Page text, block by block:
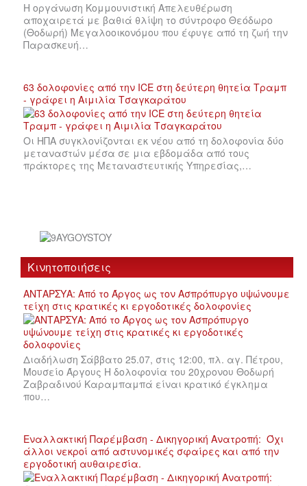
Η οργάνωση Κομμουνιστική Απελευθέρωση
αποχαιρετά με βαθιά θλίψη το σύντροφο Θεόδωρο
(Θοδωρή) Μεγαλοοικονόμου που έφυγε από τη ζωή την
Παρασκευή…
63 δολοφονίες από την ICE στη δεύτερη θητεία Τραμπ
- γράφει η Αιμιλία Τσαγκαράτου
Οι ΗΠΑ συγκλονίζονται εκ νέου από τη δολοφονία δύο
μεταναστών μέσα σε μια εβδομάδα από τους
πράκτορες της Μεταναστευτικής Υπηρεσίας,…
Κινητοποιήσεις
ΑΝΤΑΡΣΥΑ: Από το Άργος ως τον Ασπρόπυργο υψώνουμε
τείχη στις κρατικές κι εργοδοτικές δολοφονίες
Διαδήλωση Σάββατο 25.07, στις 12:00, πλ. αγ. Πέτρου,
Μουσείο Άργους Η δολοφονία του 20χρονου Θοδωρή
Ζαβραδινού Καραμπαμπά είναι κρατικό έγκλημα
που…
Εναλλακτική Παρέμβαση - Δικηγορική Ανατροπή: Όχι
άλλοι νεκροί από αστυνομικές σφαίρες και από την
εργοδοτική αυθαιρεσία.